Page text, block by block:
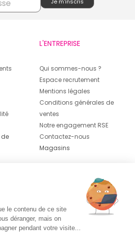
de
L'ENTREPRISE
Qui sommes-nous ?
Espace recrutement
Mentions légales
Conditions générales de
ventes
Notre engagement RSE
Contactez-nous
Magasins
& le
le contenu de ce site
déranger, mais on
pendant votre visite...